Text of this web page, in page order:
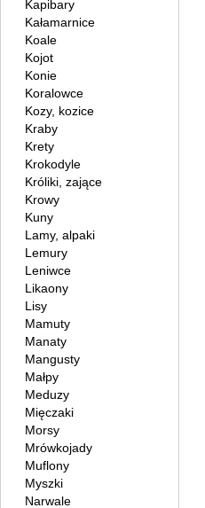
Kapibary
Kałamarnice
Koale
Kojot
Konie
Koralowce
Kozy, kozice
Kraby
Krety
Krokodyle
Króliki, zające
Krowy
Kuny
Lamy, alpaki
Lemury
Leniwce
Likaony
Lisy
Mamuty
Manaty
Mangusty
Małpy
Meduzy
Mięczaki
Morsy
Mrówkojady
Muflony
Myszki
Narwale